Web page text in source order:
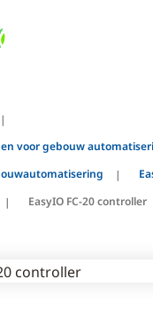
voor gebouw
EasyIO FC-20 controller